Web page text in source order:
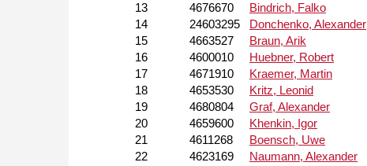
13
4676670 Bindrich, Falko
14
24603295 Donchenko, Alexander
15
4663527 Braun, Arik
16
4600010 Huebner, Robert
17
4671910 Kraemer, Martin
18
4653530 Kritz, Leonid
19
4680804 Graf, Alexander
20
4659600 Khenkin, Igor
21
4611268 Boensch, Uwe
22
4623169 Naumann, Alexander